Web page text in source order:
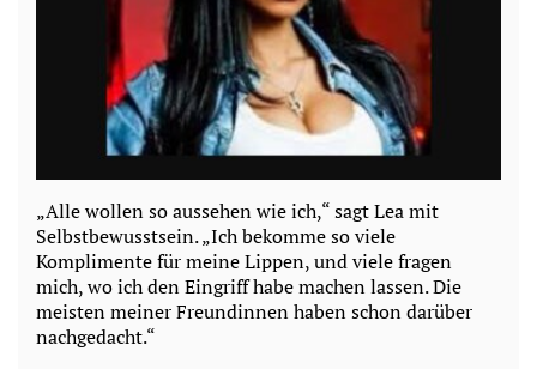
„Alle wollen so aussehen wie ich,“ sagt Lea mit
Selbstbewusstsein. „Ich bekomme so viele
Komplimente für meine Lippen, und viele fragen
mich, wo ich den Eingriff habe machen lassen. Die
meisten meiner Freundinnen haben schon darüber
nachgedacht.“